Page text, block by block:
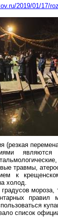
2019/01/17/
(резкая
травмы,
к
холод.
мороза,
правил
список